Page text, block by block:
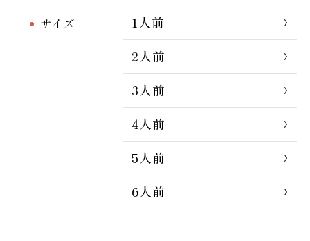
サイズ
1人前
2人前
3人前
4人前
5人前
6人前